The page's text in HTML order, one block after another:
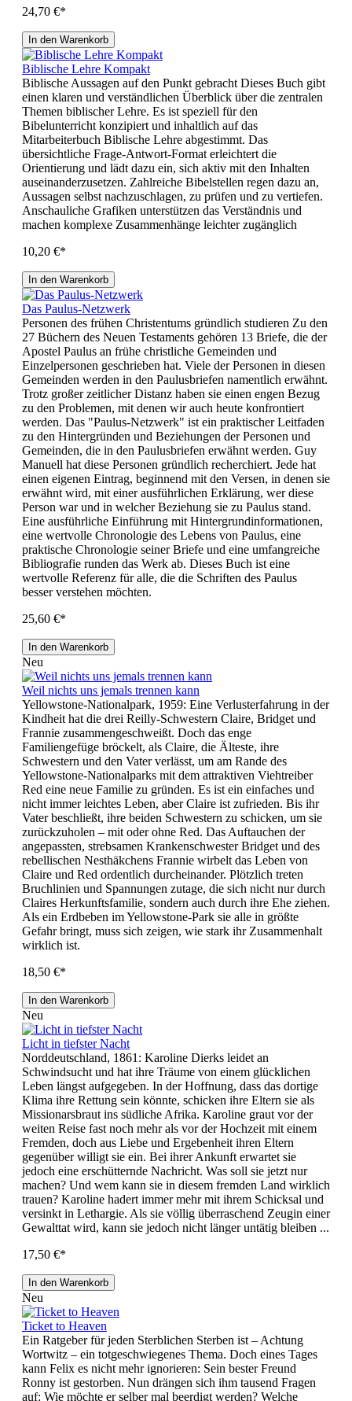
24,70 €*
In den Warenkorb
Biblische Lehre Kompakt
Biblische Aussagen auf den Punkt gebracht Dieses Buch gibt
einen klaren und verständlichen Überblick über die zentralen
Themen biblischer Lehre. Es ist speziell für den
Bibelunterricht konzipiert und inhaltlich auf das
Mitarbeiterbuch Biblische Lehre abgestimmt. Das
übersichtliche Frage-Antwort-Format erleichtert die
Orientierung und lädt dazu ein, sich aktiv mit den Inhalten
auseinanderzusetzen. Zahlreiche Bibelstellen regen dazu an,
Aussagen selbst nachzuschlagen, zu prüfen und zu vertiefen.
Anschauliche Grafiken unterstützen das Verständnis und
machen komplexe Zusammenhänge leichter zugänglich
10,20 €*
In den Warenkorb
Das Paulus-Netzwerk
Personen des frühen Christentums gründlich studieren Zu den
27 Büchern des Neuen Testaments gehören 13 Briefe, die der
Apostel Paulus an frühe christliche Gemeinden und
Einzelpersonen geschrieben hat. Viele der Personen in diesen
Gemeinden werden in den Paulusbriefen namentlich erwähnt.
Trotz großer zeitlicher Distanz haben sie einen engen Bezug
zu den Problemen, mit denen wir auch heute konfrontiert
werden. Das "Paulus-Netzwerk" ist ein praktischer Leitfaden
zu den Hintergründen und Beziehungen der Personen und
Gemeinden, die in den Paulusbriefen erwähnt werden. Guy
Manuell hat diese Personen gründlich recherchiert. Jede hat
einen eigenen Eintrag, beginnend mit den Versen, in denen sie
erwähnt wird, mit einer ausführlichen Erklärung, wer diese
Person war und in welcher Beziehung sie zu Paulus stand.
Eine ausführliche Einführung mit Hintergrundinformationen,
eine wertvolle Chronologie des Lebens von Paulus, eine
praktische Chronologie seiner Briefe und eine umfangreiche
Bibliografie runden das Werk ab. Dieses Buch ist eine
wertvolle Referenz für alle, die die Schriften des Paulus
besser verstehen möchten.
25,60 €*
In den Warenkorb
Neu
Weil nichts uns jemals trennen kann
Yellowstone-Nationalpark, 1959: Eine Verlusterfahrung in der
Kindheit hat die drei Reilly-Schwestern Claire, Bridget und
Frannie zusammengeschweißt. Doch das enge
Familiengefüge bröckelt, als Claire, die Älteste, ihre
Schwestern und den Vater verlässt, um am Rande des
Yellowstone-Nationalparks mit dem attraktiven Viehtreiber
Red eine neue Familie zu gründen. Es ist ein einfaches und
nicht immer leichtes Leben, aber Claire ist zufrieden. Bis ihr
Vater beschließt, ihre beiden Schwestern zu schicken, um sie
zurückzuholen – mit oder ohne Red. Das Auftauchen der
angepassten, strebsamen Krankenschwester Bridget und des
rebellischen Nesthäkchens Frannie wirbelt das Leben von
Claire und Red ordentlich durcheinander. Plötzlich treten
Bruchlinien und Spannungen zutage, die sich nicht nur durch
Claires Herkunftsfamilie, sondern auch durch ihre Ehe ziehen.
Als ein Erdbeben im Yellowstone-Park sie alle in größte
Gefahr bringt, muss sich zeigen, wie stark ihr Zusammenhalt
wirklich ist.
18,50 €*
In den Warenkorb
Neu
Licht in tiefster Nacht
Norddeutschland, 1861: Karoline Dierks leidet an
Schwindsucht und hat ihre Träume von einem glücklichen
Leben längst aufgegeben. In der Hoffnung, dass das dortige
Klima ihre Rettung sein könnte, schicken ihre Eltern sie als
Missionarsbraut ins südliche Afrika. Karoline graut vor der
weiten Reise fast noch mehr als vor der Hochzeit mit einem
Fremden, doch aus Liebe und Ergebenheit ihren Eltern
gegenüber willigt sie ein. Bei ihrer Ankunft erwartet sie
jedoch eine erschütternde Nachricht. Was soll sie jetzt nur
machen? Und wem kann sie in diesem fremden Land wirklich
trauen? Karoline hadert immer mehr mit ihrem Schicksal und
versinkt in Lethargie. Als sie völlig überraschend Zeugin einer
Gewalttat wird, kann sie jedoch nicht länger untätig bleiben ...
17,50 €*
In den Warenkorb
Neu
Ticket to Heaven
Ein Ratgeber für jeden Sterblichen Sterben ist – Achtung
Wortwitz – ein totgeschwiegenes Thema. Doch eines Tages
kann Felix es nicht mehr ignorieren: Sein bester Freund
Ronny ist gestorben. Nun drängen sich ihm tausend Fragen
auf: Wie möchte er selber mal beerdigt werden? Welche